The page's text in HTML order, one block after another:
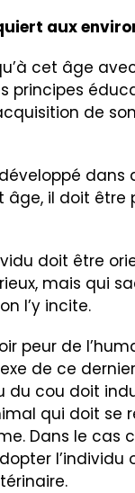
aux
cet âge
principes
de
développé dans
âge, il doit
doit être
mais qui
l’y incite.
peur de
de ce
du cou doit
qui doit se
Dans le cas